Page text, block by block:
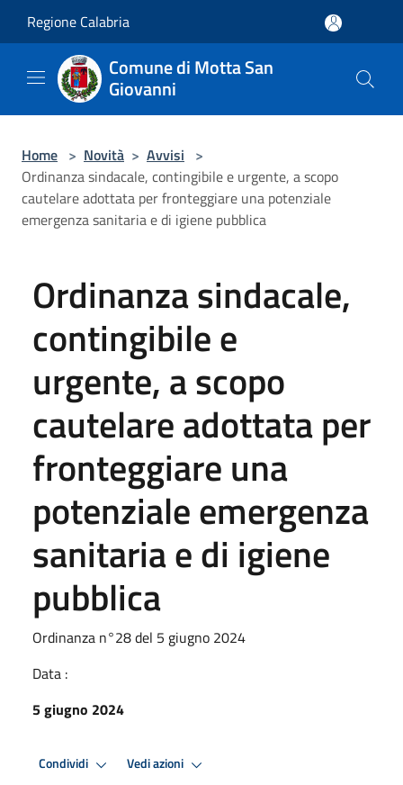
Regione Calabria
Comune di Motta San
Giovanni
Home > Novità > Avvisi >
Ordinanza sindacale, contingibile e urgente, a scopo
cautelare adottata per fronteggiare una potenziale
emergenza sanitaria e di igiene pubblica
Ordinanza sindacale,
contingibile e
urgente, a scopo
cautelare adottata per
fronteggiare una
potenziale emergenza
sanitaria e di igiene
pubblica
Ordinanza n°28 del 5 giugno 2024
Data :
5 giugno 2024
Condividi Vedi azioni